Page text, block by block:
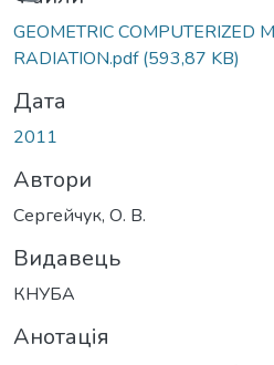
GEOMETRIC COMPUTERIZED
RADIATION.pdf(593,87 KB)
Дата
2011
Автори
Сергейчук, О. В.
Видавець
КНУБА
Анотація